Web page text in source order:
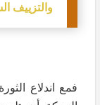
والتزييف